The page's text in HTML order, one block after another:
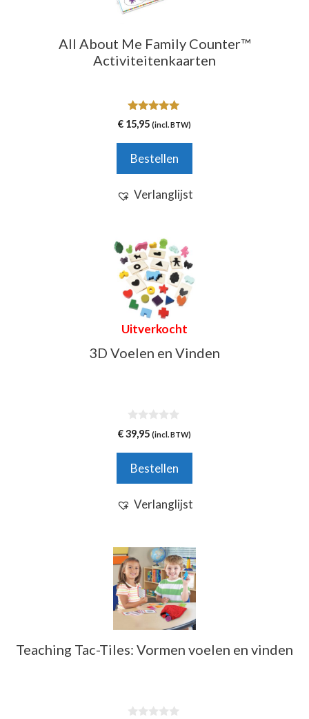
All About Me Family Counter™
Activiteitenkaarten
5.00
van 5
€ 15,95 (incl. BTW)
Bestellen
Verlanglijst
Uitverkocht
3D Voelen en Vinden
0
v
5
€39,95 (incl. BTW)
Bestellen
Verlanglijst
Teaching Tac-Tiles: Vormen voelen en vinden